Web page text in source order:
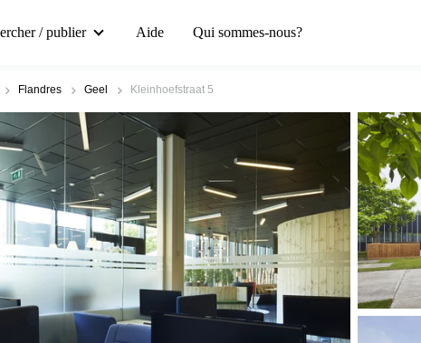
/ publier Aide Qui sommes-nous?
Flandres Geel Kleinhoefstraat 5